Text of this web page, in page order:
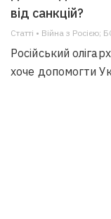
від санкцій?
Статті • Війна з Росією;
Російський
хоче допомогти